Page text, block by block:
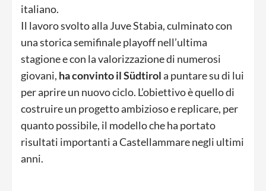
italiano.
Il lavoro svolto alla Juve Stabia, culminato con
una storica semifinale playoff nell’ultima
stagione e con la valorizzazione di numerosi
giovani, ha convinto il Südtirola puntare su di lui
per aprire un nuovo ciclo. L’obiettivo è quello di
costruire un progetto ambizioso e replicare, per
quanto possibile, il modello che ha portato
risultati importanti a Castellammare negli ultimi
anni.